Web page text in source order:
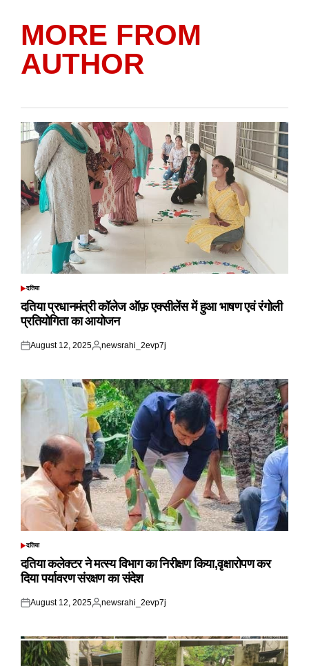
MORE FROM
AUTHOR
POSTED
दतिया
दतिया प्रधानमंत्री कॉलेज ऑफ़ एक्सीलेंस में हुआ भाषण एवं रंगोली
प्रतियोगिता का आयोजन
Posted
August 12, 2025
Posted
newsrahi_2evp7j
POSTED
दतिया
दतिया कलेक्टर ने मत्स्य विभाग का निरीक्षण किया,वृक्षारोपण कर
दिया पर्यावरण संरक्षण का संदेश
Posted
August 12, 2025
Posted
newsrahi_2evp7j